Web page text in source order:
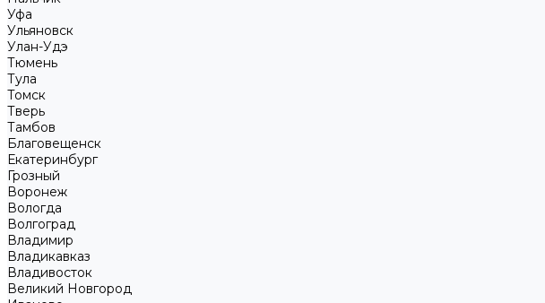
Уфа
Ульяновск
Улан-Удэ
Тюмень
Тула
Томск
Тверь
Тамбов
Благовещенск
Екатеринбург
Грозный
Воронеж
Вологда
Волгоград
Владимир
Владикавказ
Владивосток
Великий Новгород